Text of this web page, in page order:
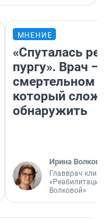
МНЕНИЕ
«Спуталась
пургу». Врач —
смертельном
который
обнаружить
Ирина Волкова
Главврач
«Реабилитация
Волковой»